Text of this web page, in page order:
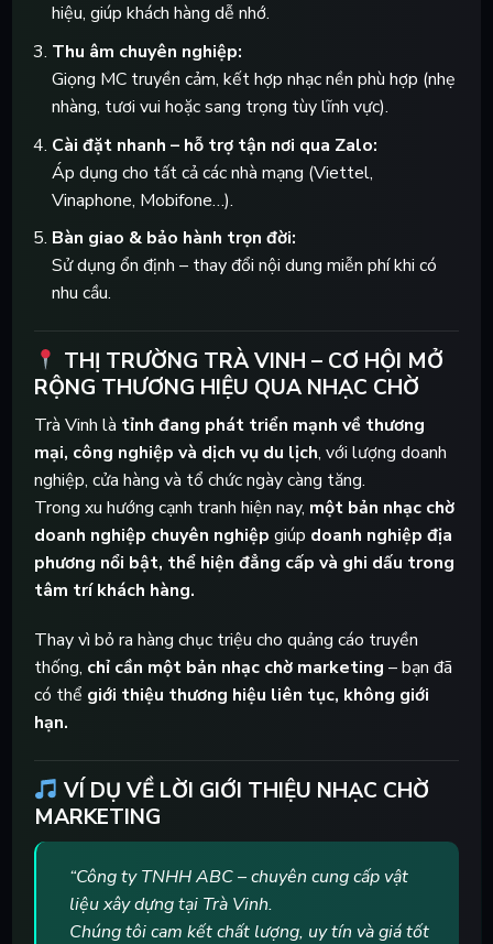
hiệu, giúp khách hàng dễ nhớ.
Thu âm chuyên nghiệp:
Giọng MC truyền cảm, kết hợp nhạc nền phù hợp (nhẹ
nhàng, tươi vui hoặc sang trọng tùy lĩnh vực).
Cài đặt nhanh – hỗ trợ tận nơi qua Zalo:
Áp dụng cho tất cả các nhà mạng (Viettel,
Vinaphone, Mobifone…).
Bàn giao & bảo hành trọn đời:
Sử dụng ổn định – thay đổi nội dung miễn phí khi có
nhu cầu.
THỊ TRƯỜNG TRÀ VINH – CƠ HỘI MỞ
RỘNG THƯƠNG HIỆU QUA NHẠC CHỜ
Trà Vinh là tỉnh đang phát triển mạnh về thương
mại, công nghiệp và dịch vụ du lịch, với lượng doanh
nghiệp, cửa hàng và tổ chức ngày càng tăng.
Trong xu hướng cạnh tranh hiện nay, một bản nhạc chờ
doanh nghiệp chuyên nghiệp giúp doanh nghiệp địa
phương nổi bật, thể hiện đẳng cấp và ghi dấu trong
tâm trí khách hàng.
Thay vì bỏ ra hàng chục triệu cho quảng cáo truyền
thống, chỉ cần một bản nhạc chờ marketing – bạn đã
có thể giới thiệu thương hiệu liên tục, không giới
hạn.
VÍ DỤ VỀ LỜI GIỚI THIỆU NHẠC CHỜ
MARKETING
“Công ty TNHH ABC – chuyên cung cấp vật
liệu xây dựng tại Trà Vinh.
Chúng tôi cam kết chất lượng, uy tín và giá tốt